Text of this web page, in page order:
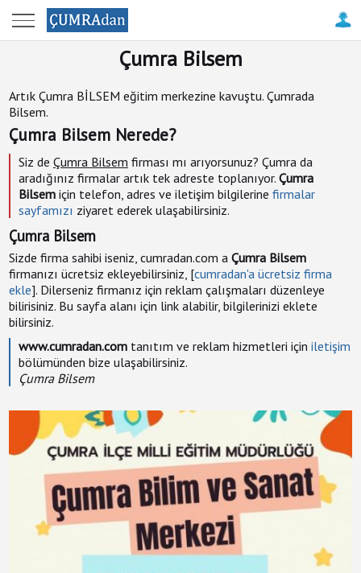
Anasayfa
Çatalhöyük
Antik
Kenti
Firma
Rehberi
Resimler
ile
Çumra
Tanıtım
Reklam
Okullar
Çumra Bilsem
Artık Çumra BİLSEM eğitim merkezine kavuştu. Çumrada
Bilsem.
Çumra Bilsem Nerede?
Siz de Çumra Bilsem firması mı arıyorsunuz? Çumra da
aradığınız firmalar artık tek adreste toplanıyor. Çumra
Bilsem için telefon, adres ve iletişim bilgilerine firmalar
sayfamızı ziyaret ederek ulaşabilirsiniz.
Çumra Bilsem
Sizde firma sahibi iseniz, cumradan.com a Çumra Bilsem
firmanızı ücretsiz ekleyebilirsiniz, [cumradan'a ücretsiz firma
ekle]. Dilerseniz firmanız için reklam çalışmaları düzenleye
bilirisiniz. Bu sayfa alanı için link alabilir, bilgilerinizi eklete
bilirsiniz.
www.cumradan.com tanıtım ve reklam hizmetleri için iletişim
bölümünden bize ulaşabilirsiniz.
Çumra Bilsem